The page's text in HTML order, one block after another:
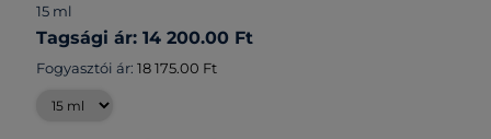
15 ml
Tagsági ár: 14 200.00 Ft
Fogyasztói ár: 18 175.00 Ft